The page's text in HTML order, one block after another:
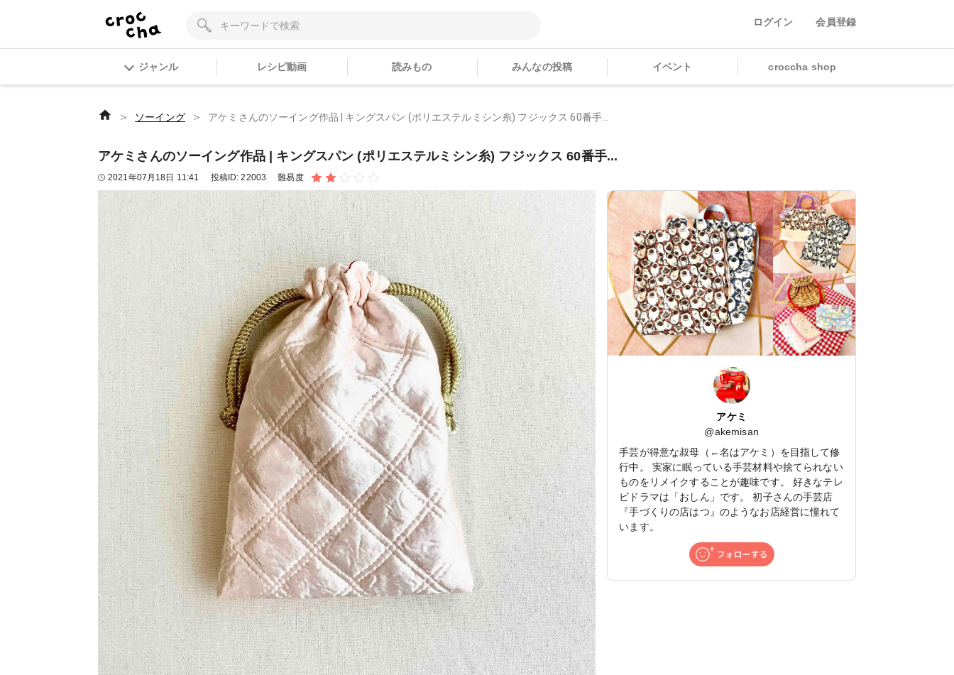
ログイン 会員登録
ジャンル レシピ動画 読みもの みんなの投稿 イベント croccha shop
＞ ソーイング ＞ アケミさんのソーイング作品 | キングスパン (ポリエステルミシン糸) フジックス 60番手...
アケミさんのソーイング作品 | キングスパン (ポリエステルミシン糸) フジックス 60番手...
2021年07月18日 11:41 投稿ID:22003 難易度
アケミ
@akemisan
手芸が得意な叔母（←名はアケミ）を目指して修
行中。 実家に眠っている手芸材料や捨てられない
ものをリメイクすることが趣味です。 好きなテレ
ビドラマは「おしん」です。 初子さんの手芸店
『手づくりの店はつ』のようなお店経営に憧れて
います。